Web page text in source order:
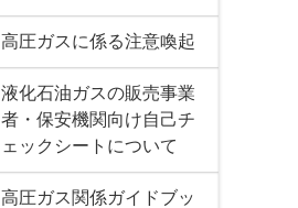
高圧ガスに係る注意喚起
液化石油ガスの販売事業
者・保安機関向け自己チ
ェックシートについて
高圧ガス関係ガイドブッ